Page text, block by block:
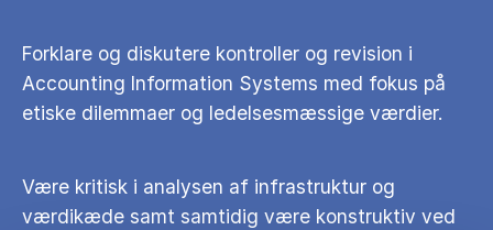
Forklare og diskutere kontroller og revision i
Accounting Information Systems med fokus på
etiske dilemmaer og ledelsesmæssige værdier.
Være kritisk i analysen af infrastruktur og
værdikæde samt samtidig være konstruktiv ved